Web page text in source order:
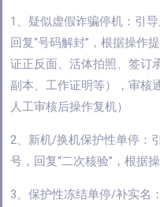
1、疑似虚假诈骗停机：引
回复“号码解封”，根据操作
证正反面、活体拍照、签订
副本、工作证明等），审核
人工审核后操作复机）
2、新机/换机保护性单停：
号，回复“二次核验”，根据
3、保护性冻结单停/补实名